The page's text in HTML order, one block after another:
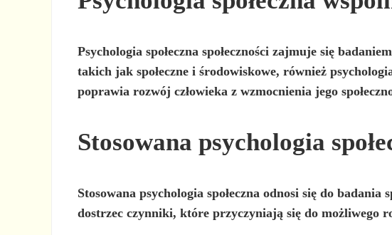
Psychologia społeczna społeczności zajmuje się
takich jak społeczne i środowiskowe, również
poprawia rozwój człowieka z wzmocnienia jego
Stosowana psychologia
Stosowana psychologia społeczna odnosi się do badania
dostrzec czynniki, które przyczyniają się do możliwego